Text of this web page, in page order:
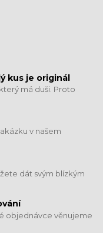
kus je originál
má duši. Proto
v našem
dát svým blízkým
objednávce věnujeme